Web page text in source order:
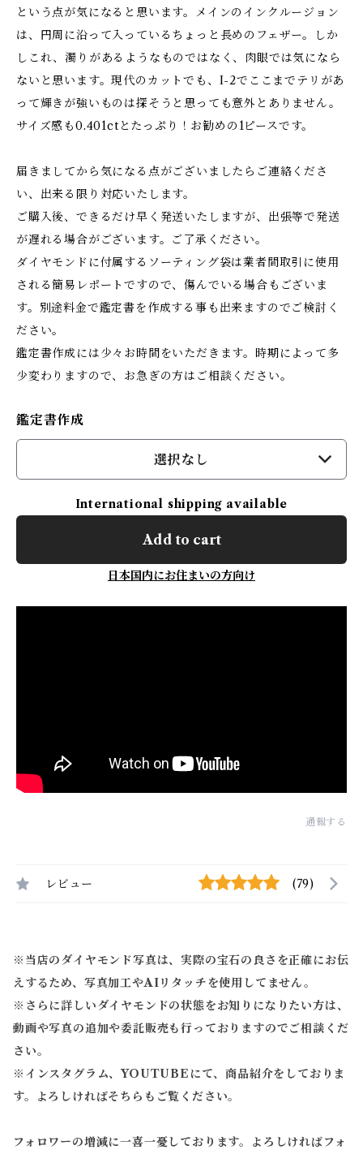
という点が気になると思います。メインのインクルージョン
は、円周に沿って入っているちょっと長めのフェザー。しか
しこれ、濁りがあるようなものではなく、肉眼では気になら
ないと思います。現代のカットでも、I-2でここまでテリがあ
って輝きが強いものは探そうと思っても意外とありません。
サイズ感も0.401ctとたっぷり！お勧めの1ピースです。
届きましてから気になる点がございましたらご連絡くださ
い、出来る限り対応いたします。
ご購入後、できるだけ早く発送いたしますが、出張等で発送
が遅れる場合がございます。ご了承ください。
ダイヤモンドに付属するソーティング袋は業者間取引に使用
される簡易レポートですので、傷んでいる場合もございま
す。別途料金で鑑定書を作成する事も出来ますのでご検討く
ださい。
鑑定書作成には少々お時間をいただきます。時期によって多
少変わりますので、お急ぎの方はご相談ください。
鑑定書作成
選択なし
International shipping available
Add to cart
日本国内にお住まいの方向け
通報する
レビュー (79)
※当店のダイヤモンド写真は、実際の宝石の良さを正確にお伝
えするため、写真加工やAIリタッチを使用してません。
※ さらに詳しいダイヤモンドの状態をお知りになりたい方は、
動画や写真の追加や委託販売も行っておりますのでご相談くだ
さい。
※ インスタグラム、YOUTUBEにて、商品紹介をしておりま
す。よろしければそちらもご覧ください。
フォロワーの増減に一喜一憂しております。よろしければフォ